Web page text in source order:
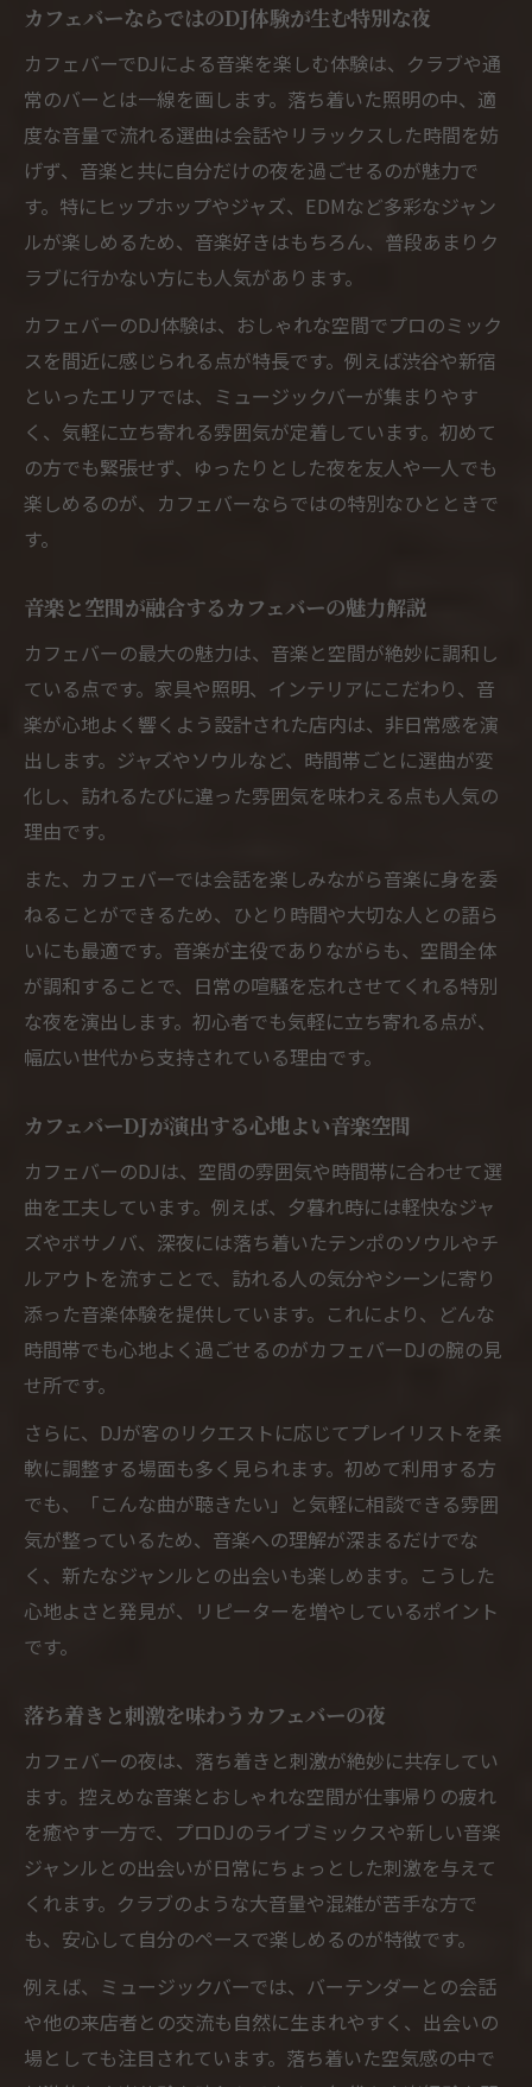
カフェバーで味わう多彩な音楽ジャンルの
楽しみ方
ヒップホップも楽しめるカフェバーの体験
談
カフェバーなら誰でも気軽に音楽に浸れる
理由
ミュージックバー出会いの場としてのカフ
カフェバーとミュージックバー体験の違い
を解説
カフェバー初心者でも安心のDJ体験ガイド
初めてのカフェバーデビューにおすすめな
DJバーとカフェバーの違いをわかりやすく
紹介
カフェバーでのDJイベント参加の流れとポ
イント
カフェバーが生み出す新たな音楽空間
カフェバーが提案する次世代音楽空間の魅
カフェバーで広がる音楽と空間の新しい関
係
カフェバーDJが変える夜の音楽体験とは
静かな時間も楽しめるカフェバーの音楽設
計
カフェバーならではの音楽選曲と空間演出
クラブとの違いを知るカフェバー入門
カフェバーが人気な理由とクラブとの使い
分け
カフェバーDJ体験はクラブより気軽で安心
クラブとは異なるカフェバーの居心地良さ
は
心地よい音楽を堪能できる夜の過ごし方
カフェバーで叶える心地よい夜の音楽時間
カフェバーでゆったりと過ごす夜のおすす
め術
音楽とカフェバーが作る癒しの夜の楽しみ
密
カフェバーならではのDJ体験が生む特別な夜
カフェバーでDJによる音楽を楽しむ体験は、クラブや通
常のバーとは一線を画します。落ち着いた照明の中、適
度な音量で流れる選曲は会話やリラックスした時間を妨
げず、音楽と共に自分だけの夜を過ごせるのが魅力で
す。特にヒップホップやジャズ、EDMなど多彩なジャン
ルが楽しめるため、音楽好きはもちろん、普段あまりク
ラブに行かない方にも人気があります。
カフェバーのDJ体験は、おしゃれな空間でプロのミック
スを間近に感じられる点が特長です。例えば渋谷や新宿
といったエリアでは、ミュージックバーが集まりやす
く、気軽に立ち寄れる雰囲気が定着しています。初めて
の方でも緊張せず、ゆったりとした夜を友人や一人でも
楽しめるのが、カフェバーならではの特別なひとときで
す。
音楽と空間が融合するカフェバーの魅力解説
カフェバーの最大の魅力は、音楽と空間が絶妙に調和し
ている点です。家具や照明、インテリアにこだわり、音
楽が心地よく響くよう設計された店内は、非日常感を演
出します。ジャズやソウルなど、時間帯ごとに選曲が変
化し、訪れるたびに違った雰囲気を味わえる点も人気の
理由です。
また、カフェバーでは会話を楽しみながら音楽に身を委
ねることができるため、ひとり時間や大切な人との語ら
いにも最適です。音楽が主役でありながらも、空間全体
が調和することで、日常の喧騒を忘れさせてくれる特別
な夜を演出します。初心者でも気軽に立ち寄れる点が、
幅広い世代から支持されている理由です。
カフェバーDJが演出する心地よい音楽空間
カフェバーのDJは、空間の雰囲気や時間帯に合わせて選
曲を工夫しています。例えば、夕暮れ時には軽快なジャ
ズやボサノバ、深夜には落ち着いたテンポのソウルやチ
ルアウトを流すことで、訪れる人の気分やシーンに寄り
添った音楽体験を提供しています。これにより、どんな
時間帯でも心地よく過ごせるのがカフェバーDJの腕の見
せ所です。
さらに、DJが客のリクエストに応じてプレイリストを柔
軟に調整する場面も多く見られます。初めて利用する方
でも、「こんな曲が聴きたい」と気軽に相談できる雰囲
気が整っているため、音楽への理解が深まるだけでな
く、新たなジャンルとの出会いも楽しめます。こうした
心地よさと発見が、リピーターを増やしているポイント
です。
落ち着きと刺激を味わうカフェバーの夜
カフェバーの夜は、落ち着きと刺激が絶妙に共存してい
ます。控えめな音楽とおしゃれな空間が仕事帰りの疲れ
を癒やす一方で、プロDJのライブミックスや新しい音楽
ジャンルとの出会いが日常にちょっとした刺激を与えて
くれます。クラブのような大音量や混雑が苦手な方で
も、安心して自分のペースで楽しめるのが特徴です。
例えば、ミュージックバーでは、バーテンダーとの会話
や他の来店者との交流も自然に生まれやすく、出会いの
場としても注目されています。落ち着いた空気感の中で